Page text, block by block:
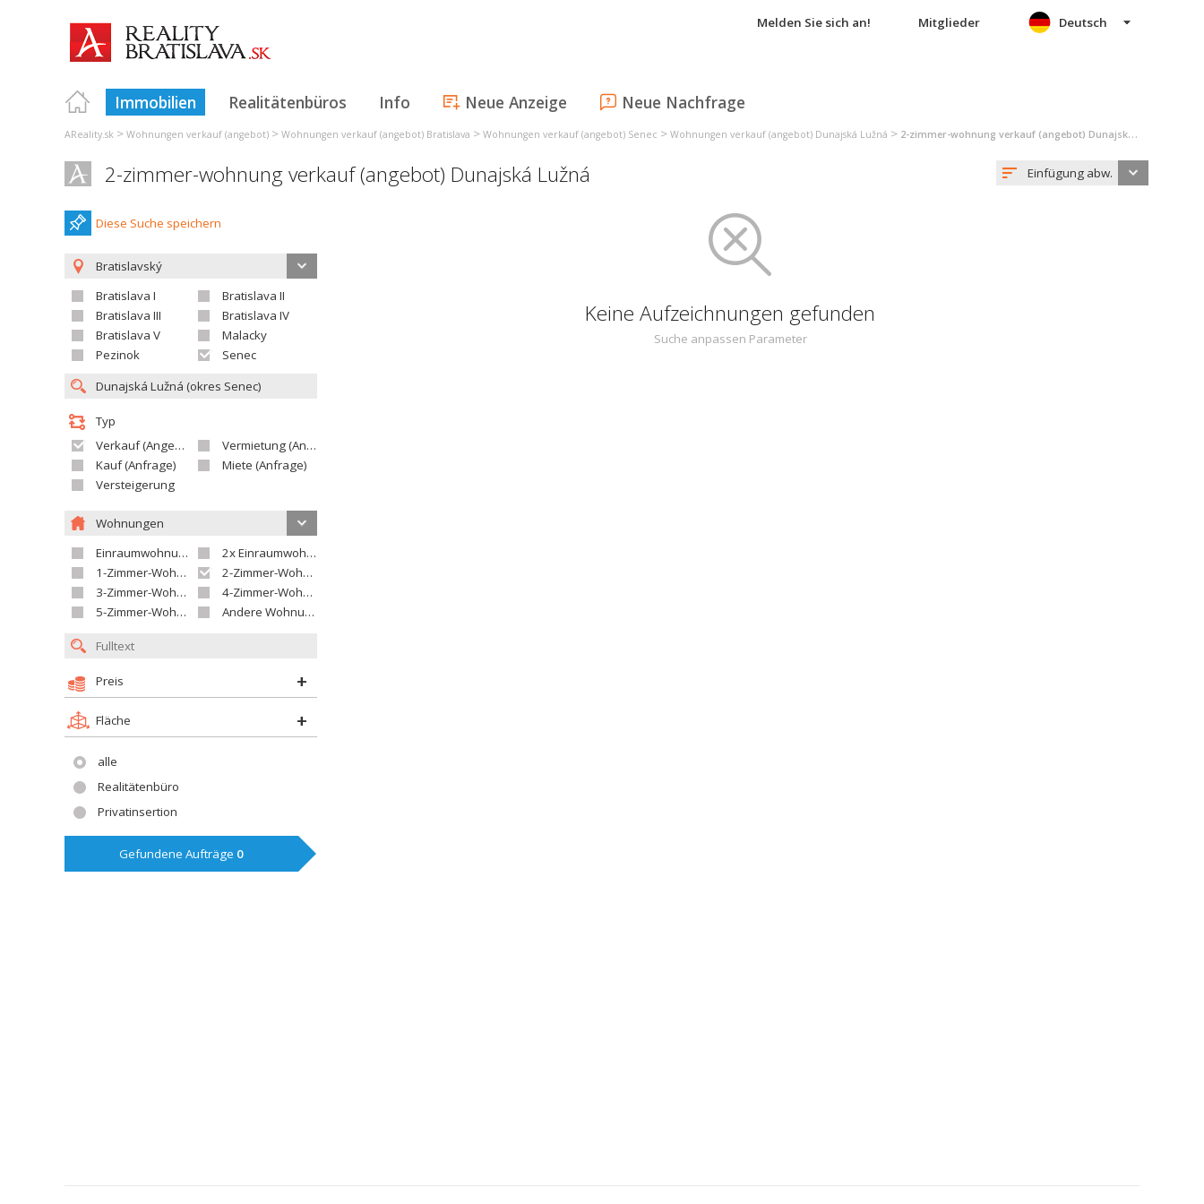
Melden Sie sich an! Mitglieder
Immobilien Realitätenbüros Info Neue Anzeige Neue Nachfrage
Deutsch
AReality.sk > Wohnungen verkauf (angebot) > Wohnungen verkauf (angebot) Bratislava > Wohnungen verkauf (angebot) Senec > Wohnungen verkauf (angebot) Dunajská Lužná > 2-zimmer-wohnung verkauf (angebot) Dunajská Lužná
2-zimmer-wohnung verkauf (angebot) Dunajská Lužná Einfügung abw.
Diese Suche speichern
Bratislavský
Bratislava I
Bratislava II
Bratislava III
Bratislava IV
Bratislava V
Malacky
Pezinok
Senec
Typ
Verkauf (Angebot)
Vermietung (Angebot)
Kauf (Anfrage)
Miete (Anfrage)
Versteigerung
Wohnungen
Einraumwohnung
2x Einraumwohnung
1-Zimmer-Wohnung
2-Zimmer-Wohnung
3-Zimmer-Wohnung
4-Zimmer-Wohnung
5-Zimmer-Wohnung und größer
Andere Wohnung
Preis
Fläche
alle
Realitätenbüro
Privatinsertion
Gefundene Aufträge 0
Keine Aufzeichnungen gefunden
Suche anpassen Parameter